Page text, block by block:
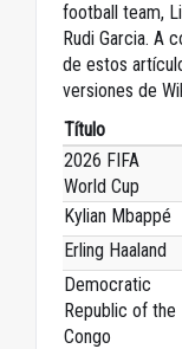
football team,
Rudi Garcia. A
de estos
versiones de
Título
2026 FIFA
World Cup
Kylian Mbappé
Erling Haaland
Democratic
Republic of the
Congo